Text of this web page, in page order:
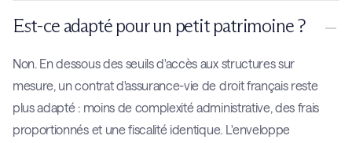
Est-ce adapté pour un petit patrimoine ?
Non. En dessous des seuils d'accès aux structures sur
mesure, un contrat d'assurance-vie de droit français reste
plus adapté : moins de complexité administrative, des frais
proportionnés et une fiscalité identique. L'enveloppe